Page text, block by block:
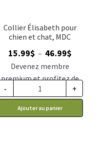
Collier Élisabeth pour
chien et chat, MDC
15.99$ – 46.99$Plage
prix :
15.99$
à
Devenez membre
premium et profitez de
ce prix rabais : 13.19$ CA
- +
Ajouter au panier